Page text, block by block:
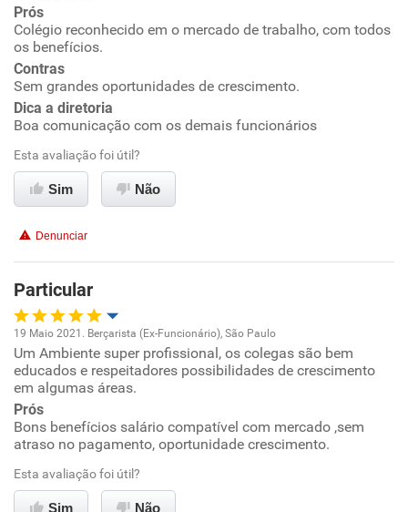
Conciliação com a vida familiar
Benefícios
Recomenda esta empresa
Recomenda a diretoria
Prós
Colégio reconhecido em o mercado de trabalho, com todos
os benefícios.
Contras
Sem grandes oportunidades de crescimento.
Dica a diretoria
Boa comunicação com os demais funcionários
Esta avaliação foi útil?
Sim Não
Denunciar
Particular
Oportunidade de promoção
Ambiente de trabalho
Conciliação com a vida familiar
Benefícios
19 Maio 2021. Berçarista (Ex-Funcionário), São Paulo
Um Ambiente super profissional, os colegas são bem
educados e respeitadores possibilidades de crescimento
em algumas áreas.
Prós
Bons benefícios salário compatível com mercado ,sem
atraso no pagamento, oportunidade crescimento.
Esta avaliação foi útil?
Sim Não